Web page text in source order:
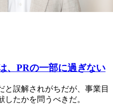
、PRの一部に過ぎない
と誤解されがちだが、事業目
たかを問うべきだ。